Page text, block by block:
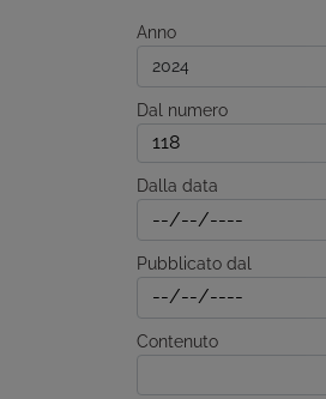
Anno
Dal numero
Dalla data
Pubblicato dal
Contenuto